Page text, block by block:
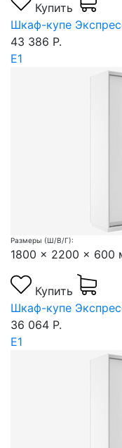
Купить
Шкаф-купе
43 386 Р.
Е1
Размеры (Ш/В/Г):
1800 x 2200 x 600
Купить
Шкаф-купе
36 064 Р.
Е1